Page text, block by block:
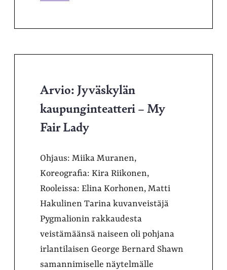
Arvio: Jyväskylän
kaupunginteatteri – My
Fair Lady
Ohjaus: Miika Muranen,
Koreografia: Kira Riikonen,
Rooleissa: Elina Korhonen, Matti
Hakulinen Tarina kuvanveistäjä
Pygmalionin rakkaudesta
veistämäänsä naiseen oli pohjana
irlantilaisen George Bernard Shawn
samannimiselle näytelmälle